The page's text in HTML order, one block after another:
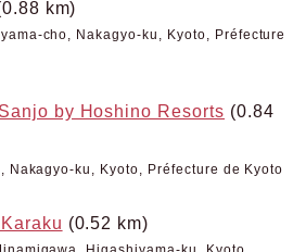
km)
cho, Nakagyo-ku, Kyoto, Préfecture
by Hoshino Resorts (0.84
Nakagyo-ku, Kyoto, Préfecture de Kyoto
(0.52 km)